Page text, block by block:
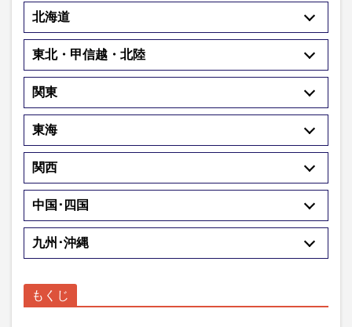
北海道
東北・甲信越・北陸
関東
東海
関西
中国･四国
九州･沖縄